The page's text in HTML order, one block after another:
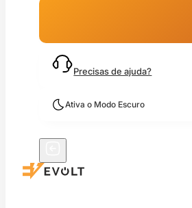
Precisas de ajuda?
Ativa o Modo Escuro